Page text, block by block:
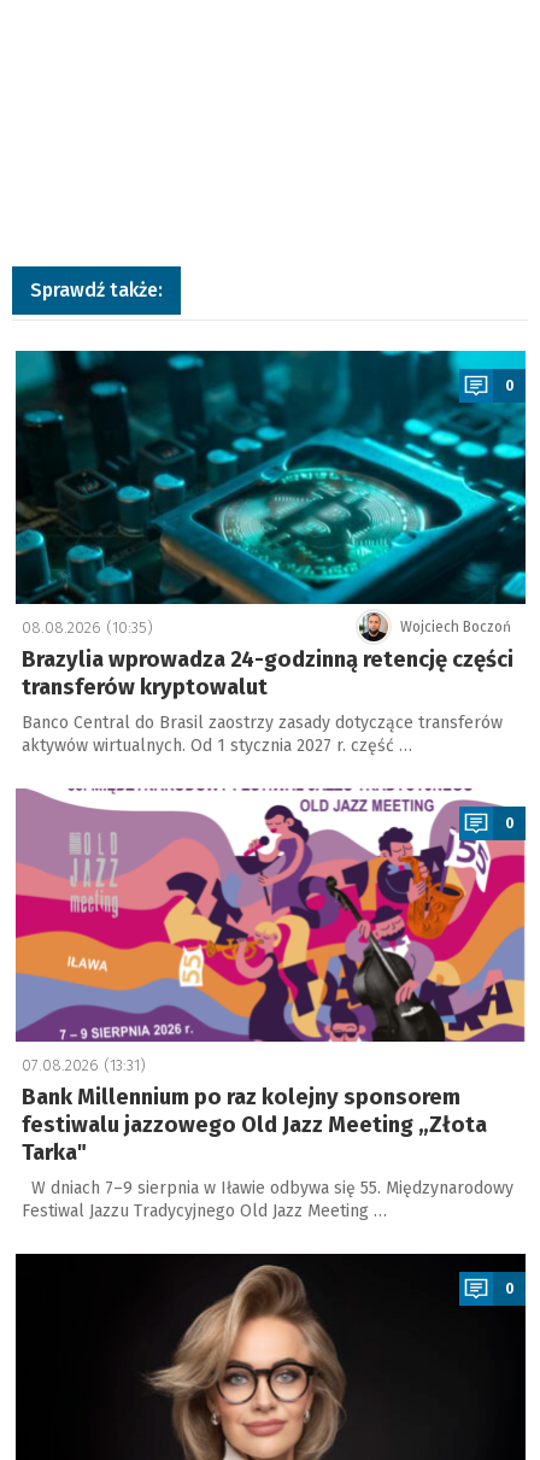
Sprawdź także:
a
0
Wojciech Boczoń
08.08.2026 (10:35)
Brazylia wprowadza 24-godzinną retencję części
transferów kryptowalut
Banco Central do Brasil zaostrzy zasady dotyczące transferów
aktywów wirtualnych. Od 1 stycznia 2027 r. część …
a
0
07.08.2026 (13:31)
Bank Millennium po raz kolejny sponsorem
festiwalu jazzowego Old Jazz Meeting „Złota
Tarka"
W dniach 7–9 sierpnia w Iławie odbywa się 55. Międzynarodowy
Festiwal Jazzu Tradycyjnego Old Jazz Meeting …
a
0